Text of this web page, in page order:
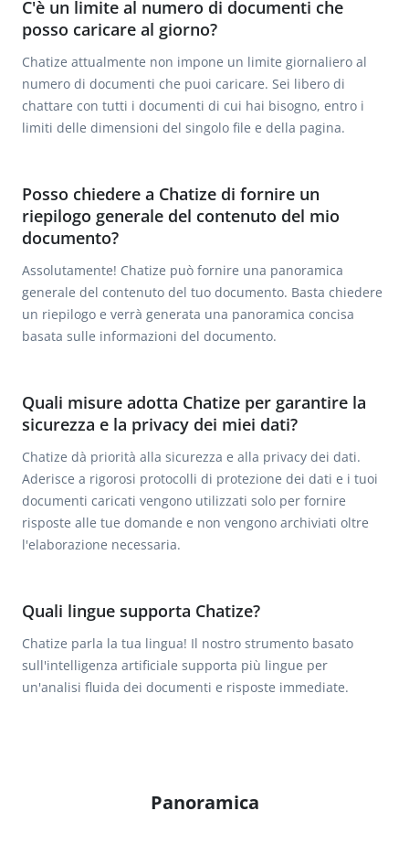
C'è un limite al numero di documenti che
posso caricare al giorno?
Chatize attualmente non impone un limite giornaliero al
numero di documenti che puoi caricare. Sei libero di
chattare con tutti i documenti di cui hai bisogno, entro i
limiti delle dimensioni del singolo file e della pagina.
Posso chiedere a Chatize di fornire un
riepilogo generale del contenuto del mio
documento?
Assolutamente! Chatize può fornire una panoramica
generale del contenuto del tuo documento. Basta chiedere
un riepilogo e verrà generata una panoramica concisa
basata sulle informazioni del documento.
Quali misure adotta Chatize per garantire la
sicurezza e la privacy dei miei dati?
Chatize dà priorità alla sicurezza e alla privacy dei dati.
Aderisce a rigorosi protocolli di protezione dei dati e i tuoi
documenti caricati vengono utilizzati solo per fornire
risposte alle tue domande e non vengono archiviati oltre
l'elaborazione necessaria.
Quali lingue supporta Chatize?
Chatize parla la tua lingua! Il nostro strumento basato
sull'intelligenza artificiale supporta più lingue per
un'analisi fluida dei documenti e risposte immediate.
Panoramica